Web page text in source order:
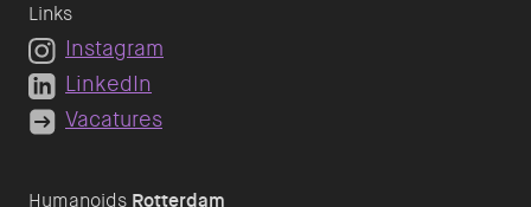
Humanoids Rotterdam
Links
Instagram
LinkedIn
Vacatures